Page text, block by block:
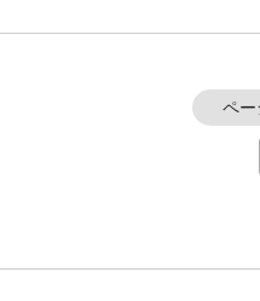
ペー